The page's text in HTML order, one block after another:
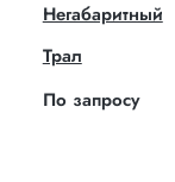
Негабаритный
Трал
По запросу